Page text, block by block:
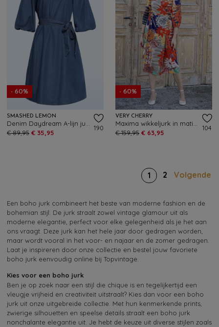
- 60%
SMASHED LEMON
€ 89,95 € 35,95
190
- 60%
VERY CHERRY
€ 159,95 € 63,95
104
1 2 Volgende
Een boho jurk combineert het beste van moderne fashion en de
bohemian stijl. De jurk straalt zowel vintage glamour uit als
moderne elegantie, perfect voor elke gelegenheid als je het aan
ons vraagt. Deze jurk kan het hele jaar door gedragen worden,
maar wordt vooral in het voor- en najaar en de zomer gedragen.
Laat je inspireren door onze collectie en bestel jouw favoriete
boho jurk eenvoudig online bij Topvintage.
Kies voor een boho jurk
Ben je op zoek naar een stijl die chique is en tegelijkertijd een
vleugje vrijheid en creativiteit uitstraalt? Kies dan voor een boho
jurk uit onze uitgebreide collectie. Met hun kenmerkende prints,
zwierige silhouetten en speelse details straalt een boho jurk
nonchalante elegantie uit. Je hebt de keuze uit diverse stijlen zoals